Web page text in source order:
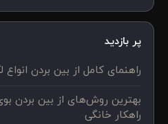
پر بازدید
راهنمای کامل از بین بردن
راهکار خانگی